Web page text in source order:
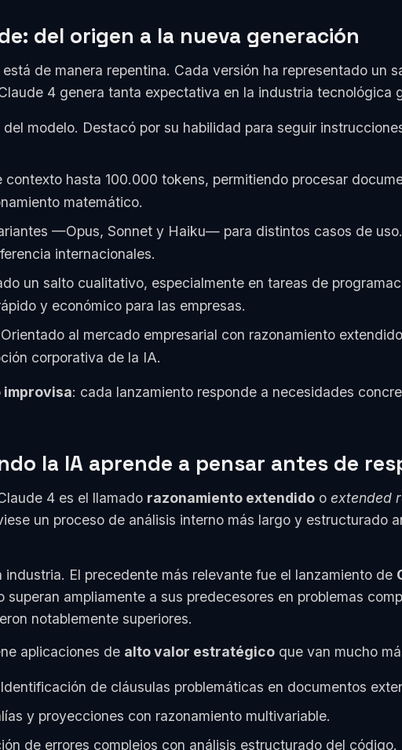
del origen a la nueva generación
de manera repentina. Cada versión ha representado
4 genera tanta expectativa en la industria tecnológica
modelo. Destacó por su habilidad para seguir
contexto hasta 100.000 tokens, permitiendo procesar
matemático.
—Opus, Sonnet y Haiku— para distintos casos de
internacionales.
un salto cualitativo, especialmente en tareas de
y económico para las empresas.
Orientado al mercado empresarial con razonamiento
corporativa de la IA.
: cada lanzamiento responde a necesidades
la IA aprende a pensar antes de
4 es el llamado razonamiento extendido o extended
un proceso de análisis interno más largo y estructurado
El precedente más relevante fue el lanzamiento de
ampliamente a sus predecesores en problemas
notablemente superiores.
aplicaciones de alto valor estratégico que van mucho
Identificación de cláusulas problemáticas en documentos
y proyecciones con razonamiento multivariable.
de errores complejos con análisis estructurado del código.